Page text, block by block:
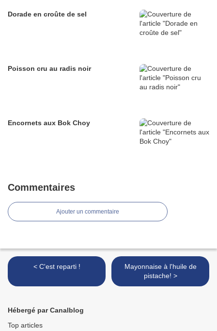
Dorade en croûte de sel
Poisson cru au radis noir
Encornets aux Bok Choy
Commentaires
Ajouter un commentaire
< C'est reparti !
Mayonnaise à l'huile de
pistache! >
Hébergé par Canalblog
Top articles